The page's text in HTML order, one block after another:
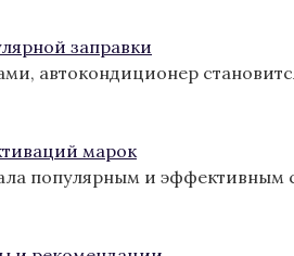
заправки
автокондиционер
марок
популярным и